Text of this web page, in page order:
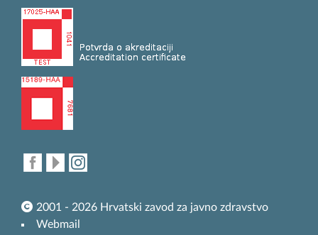
2001 - 2026 Hrvatski zavod za javno zdravstvo
Webmail